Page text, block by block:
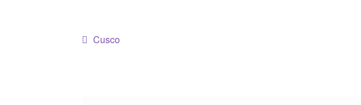
Beitragsnavigation
Vorheriger
Cusco